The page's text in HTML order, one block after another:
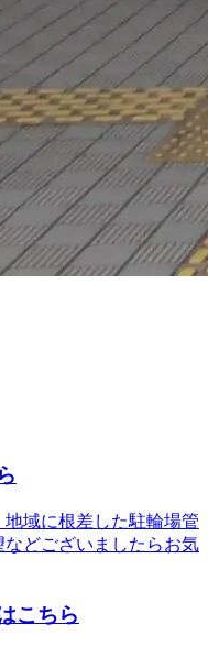
域に根差した駐輪場管
どございましたらお気
こちら